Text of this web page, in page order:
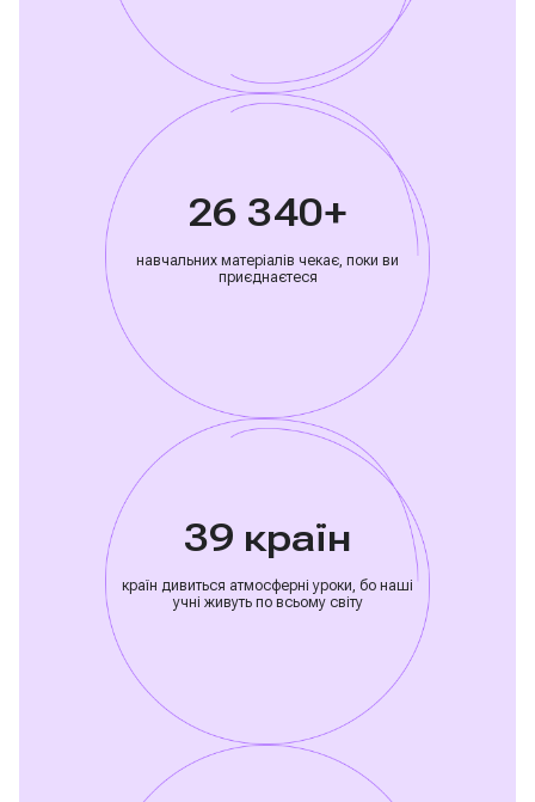
26 340+
навчальних матеріалів чекає, поки ви
приєднаєтеся
39 країн
країн дивиться атмосферні уроки, бо наші
учні живуть по всьому світу